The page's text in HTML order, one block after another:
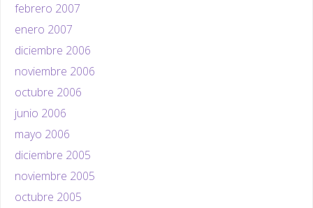
febrero 2007
enero 2007
diciembre 2006
noviembre 2006
octubre 2006
junio 2006
mayo 2006
diciembre 2005
noviembre 2005
octubre 2005